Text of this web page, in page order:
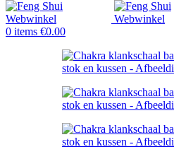
0 items €0.00